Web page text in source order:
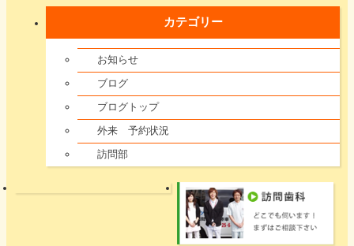
カテゴリー
お知らせ
ブログ
ブログトップ
外来 予約状況
訪問部